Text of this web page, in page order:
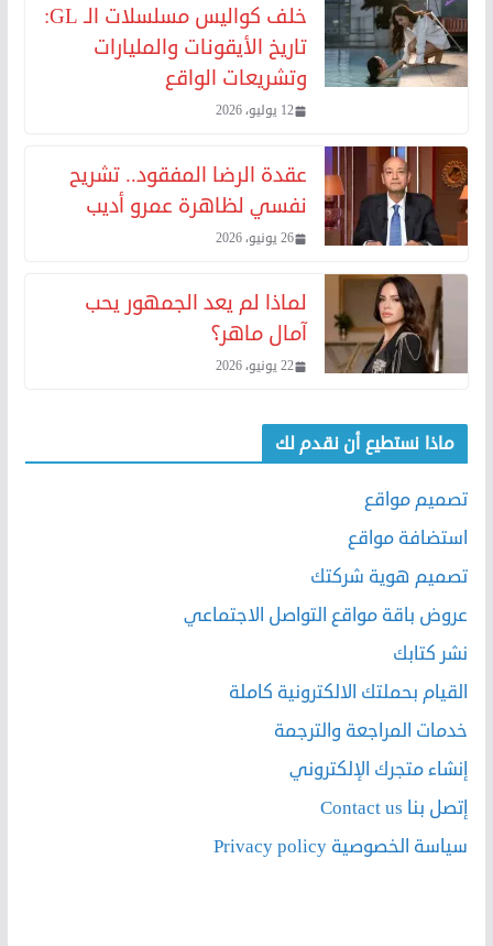
خلف كواليس مسلسلات الـ GL:
تاريخ الأيقونات والمليارات
وتشريعات الواقع
12 يوليو، 2026
عقدة الرضا المفقود.. تشريح
نفسي لظاهرة عمرو أديب
26 يونيو، 2026
لماذا لم يعد الجمهور يحب
آمال ماهر؟
22 يونيو، 2026
ماذا نستطيع أن نقدم لك
تصميم مواقع
استضافة مواقع
تصميم هوية شركتك
عروض باقة مواقع التواصل الاجتماعي
نشر كتابك
القيام بحملتك الالكترونية كاملة
خدمات المراجعة والترجمة
إنشاء متجرك الإلكتروني
إتصل بنا Contact us
سياسة الخصوصية Privacy policy